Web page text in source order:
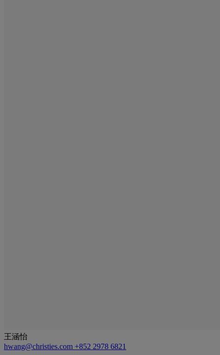
王涵怡
hwang@christies.com +852 2978 6821